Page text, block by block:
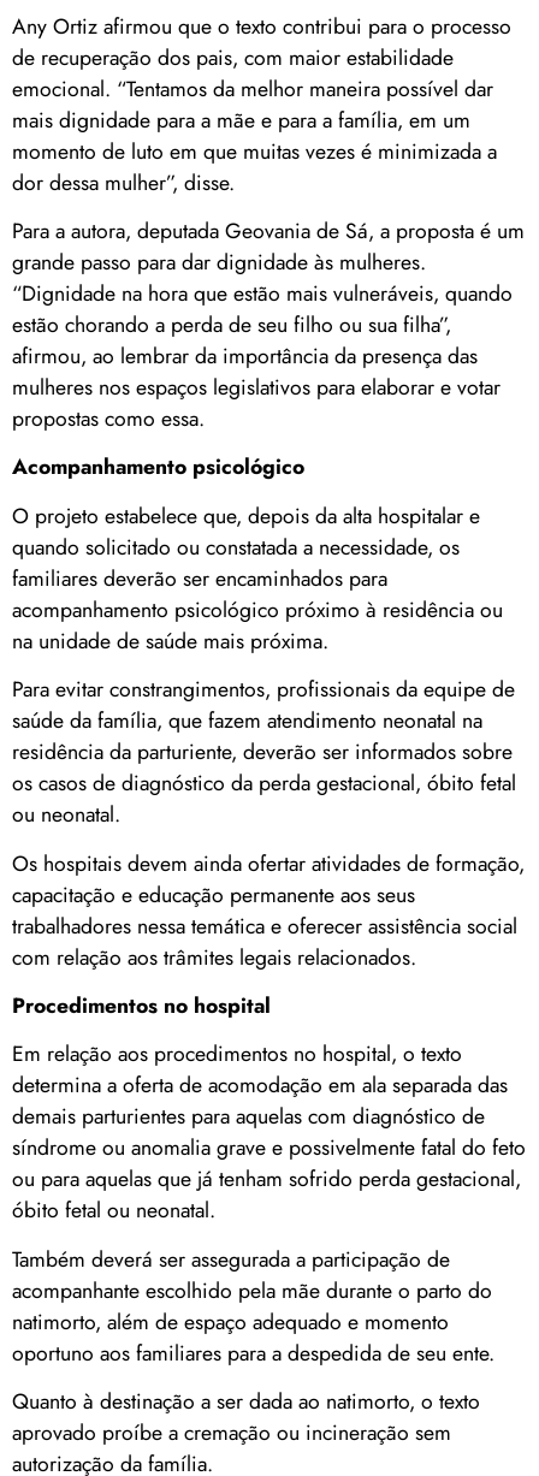
Any Ortiz afirmou que o texto contribui para o processo
de recuperação dos pais, com maior estabilidade
emocional. “Tentamos da melhor maneira possível dar
mais dignidade para a mãe e para a família, em um
momento de luto em que muitas vezes é minimizada a
dor dessa mulher”, disse.
Para a autora, deputada Geovania de Sá, a proposta é um
grande passo para dar dignidade às mulheres.
“Dignidade na hora que estão mais vulneráveis, quando
estão chorando a perda de seu filho ou sua filha”,
afirmou, ao lembrar da importância da presença das
mulheres nos espaços legislativos para elaborar e votar
propostas como essa.
Acompanhamento psicológico
O projeto estabelece que, depois da alta hospitalar e
quando solicitado ou constatada a necessidade, os
familiares deverão ser encaminhados para
acompanhamento psicológico próximo à residência ou
na unidade de saúde mais próxima.
Para evitar constrangimentos, profissionais da equipe de
saúde da família, que fazem atendimento neonatal na
residência da parturiente, deverão ser informados sobre
os casos de diagnóstico da perda gestacional, óbito fetal
ou neonatal.
Os hospitais devem ainda ofertar atividades de formação,
capacitação e educação permanente aos seus
trabalhadores nessa temática e oferecer assistência social
com relação aos trâmites legais relacionados.
Procedimentos no hospital
Em relação aos procedimentos no hospital, o texto
determina a oferta de acomodação em ala separada das
demais parturientes para aquelas com diagnóstico de
síndrome ou anomalia grave e possivelmente fatal do feto
ou para aquelas que já tenham sofrido perda gestacional,
óbito fetal ou neonatal.
Também deverá ser assegurada a participação de
acompanhante escolhido pela mãe durante o parto do
natimorto, além de espaço adequado e momento
oportuno aos familiares para a despedida de seu ente.
Quanto à destinação a ser dada ao natimorto, o texto
aprovado proíbe a cremação ou incineração sem
autorização da família.